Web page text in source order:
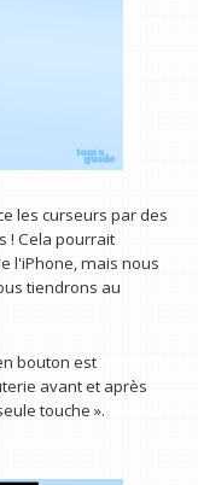
les curseurs par des
! Cela pourrait
l'iPhone, mais nous
tiendrons au
bouton est
avant et après
touche ».